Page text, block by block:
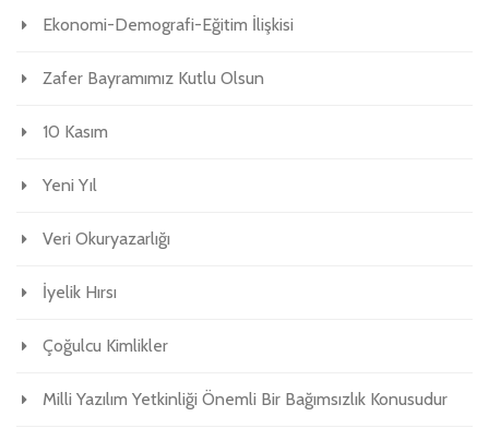
Ekonomi-Demografi-Eğitim İlişkisi
Zafer Bayramımız Kutlu Olsun
10 Kasım
Yeni Yıl
Veri Okuryazarlığı
İyelik Hırsı
Çoğulcu Kimlikler
Milli Yazılım Yetkinliği Önemli Bir Bağımsızlık Konusudur